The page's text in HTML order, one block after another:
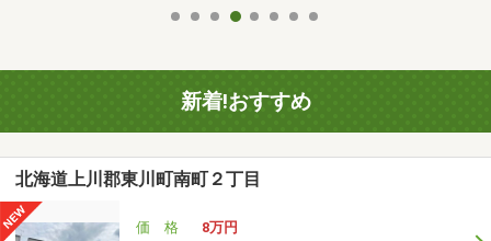
新着!おすすめ
北海道上川郡東川町南町２丁目
価 格
8万円